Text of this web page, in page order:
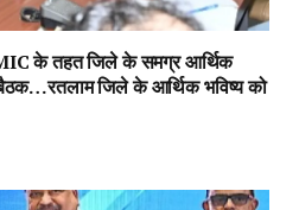
के तहत जिले के समग्र आर्थिक
जिले के आर्थिक भविष्य को